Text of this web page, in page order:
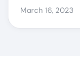
March 16, 2023